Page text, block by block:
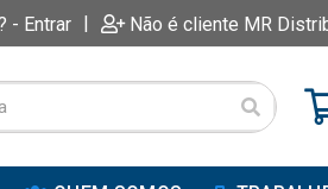
- Entrar | Não é cliente MR